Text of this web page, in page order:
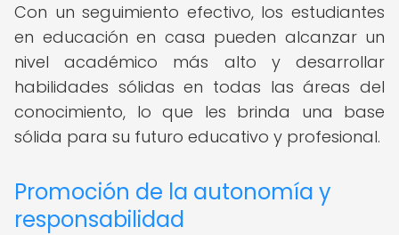
Con un seguimiento efectivo, los estudiantes
en educación en casa pueden alcanzar un
nivel académico más alto y desarrollar
habilidades sólidas en todas las áreas del
conocimiento, lo que les brinda una base
sólida para su futuro educativo y profesional.
Promoción de la autonomía y
responsabilidad